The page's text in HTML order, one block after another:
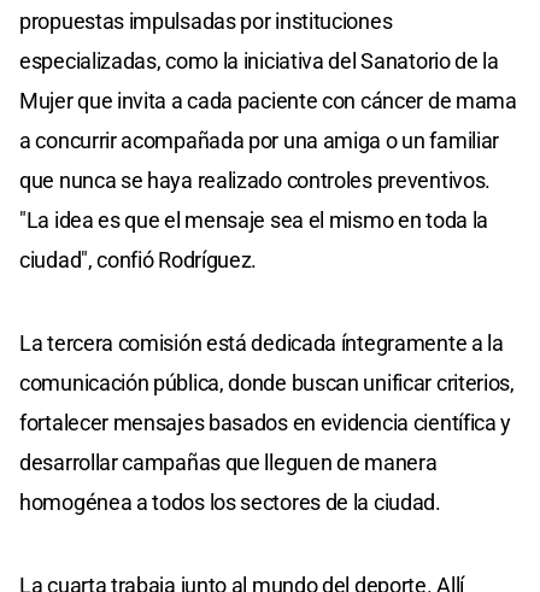
propuestas impulsadas por instituciones
especializadas, como la iniciativa del Sanatorio de la
Mujer que invita a cada paciente con cáncer de mama
a concurrir acompañada por una amiga o un familiar
que nunca se haya realizado controles preventivos.
"La idea es que el mensaje sea el mismo en toda la
ciudad", confió Rodríguez.
La tercera comisión está dedicada íntegramente a la
comunicación pública, donde buscan unificar criterios,
fortalecer mensajes basados en evidencia científica y
desarrollar campañas que lleguen de manera
homogénea a todos los sectores de la ciudad.
La cuarta trabaja junto al mundo del deporte. Allí